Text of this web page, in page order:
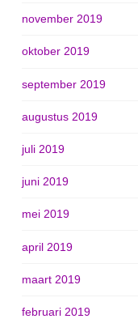
november 2019
oktober 2019
september 2019
augustus 2019
juli 2019
juni 2019
mei 2019
april 2019
maart 2019
februari 2019